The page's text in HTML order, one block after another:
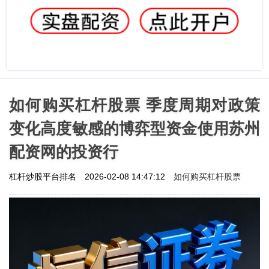
如何购买杠杆股票 季度周期对政策
变化高度敏感的博弈型资金使用苏州
配资网的投资行
杠杆炒股平台排名 2026-02-08 14:47:12 如何购买杠杆股票